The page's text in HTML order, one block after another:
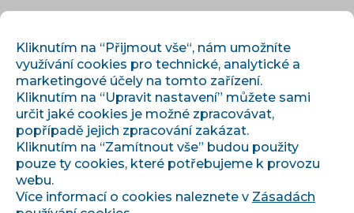
Úvod› Články a informace›Co se nového za únor v Conviu?
Kliknutím na “Přijmout vše“, nám umožníte
využívání cookies pro technické, analytické a
marketingové účely na tomto zařízení.
Kliknutím na “Upravit nastavení” můžete sami
určit jaké cookies je možné zpracovávat,
popřípadě jejich zpracování zakázat.
Kliknutím na “Zamítnout vše” budou použity
pouze ty cookies, které potřebujeme k provozu
webu.
Více informací o cookies naleznete v Zásadách